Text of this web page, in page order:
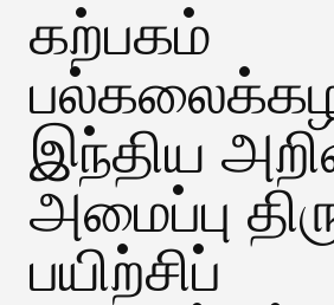
கற்பகம்
இந்திய
அமைப்பு
பயிற்சிப்